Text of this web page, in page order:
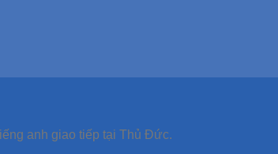
anh giao tiếp tại Thủ Đức.